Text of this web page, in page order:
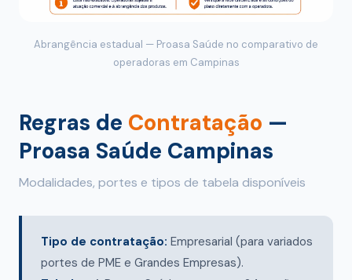
Abrangência estadual — Proasa Saúde no comparativo de
operadoras em Campinas
Regras de Contratação —
Proasa Saúde Campinas
Modalidades, portes e tipos de tabela disponíveis
Tipo de contratação: Empresarial (para variados
portes de PME e Grandes Empresas).